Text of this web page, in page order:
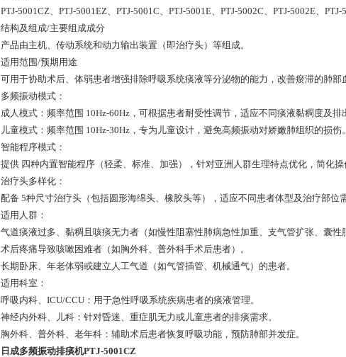
PTJ-5001CZ、PTJ-5001EZ、PTJ-5001C、PTJ-5001E、PTJ-5002C、PTJ-5002E、PTJ-
结构及组成/主要组成成分
产品由主机、传动系统和动力输出装置（即治疗头）等组成。
适用范围/预期用途
可用于协助术后、体弱患者增强排除呼吸系统痰液等分泌物的能力，改善瘀滞的肺部
多频振动模式：
成人模式：频率范围 10Hz-60Hz，可根据患者耐受性调节，适应不同痰液黏稠度及排
儿童模式：频率范围 10Hz-30Hz，专为儿童设计，避免高频振动对娇嫩肺组织的损伤。
智能程序模式：
提供 四种内置智能程序（轻柔、标准、加强），针对亚洲人群生理特点优化，简化操
治疗头多样化：
配备 5种尺寸治疗头（包括圆形海绵头、橡胶头等），适应不同患者体型及治疗部位
适用人群：
气道痰液过多、黏稠且咳痰无力者（如慢性阻塞性肺病急性加重、支气管扩张、囊性
术后疼痛导致咳嗽困难者（如胸外科、普外科手术后患者）。
长期卧床、年老体弱或建立人工气道（如气管插管、机械通气）的患者。
适用科室：
呼吸内科、ICU/CCU：用于急性呼吸系统疾病患者的痰液管理。
神经内外科、儿科：针对昏迷、重症肌无力或儿童患者的排痰需求。
胸外科、普外科、老年科：辅助术后患者恢复呼吸功能，预防肺部并发症。
日成多频振动排痰机PTJ-5001CZ